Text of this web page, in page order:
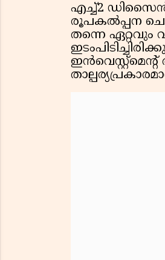
എച്ച്2
രൂപകൽപ്പന
തന്നെ ഏറ്റവും